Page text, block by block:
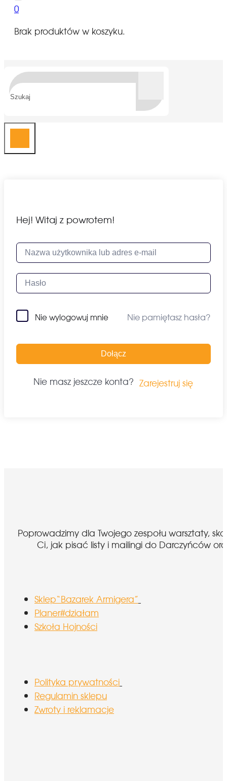
0
Brak produktów w koszyku.
Szukaj
Hej! Witaj z powrotem!
Nie wylogowuj mnie Nie pamiętasz hasła?
Dołącz
Nie masz jeszcze konta? Zarejestruj się
Poprowadzimy dla Twojego zespołu warsztaty,
Ci, jak pisać listy i mailingi do Darczyńców
Sklep“Bazarek Armigera”
Planer#działam
Szkoła Hojności
Polityka prywatności
Regulamin sklepu
Zwroty i reklamacje